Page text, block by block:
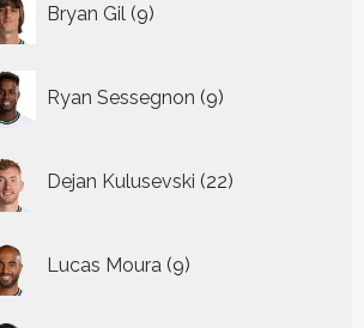
Bryan Gil 9
producten
Ryan Sessegnon 9
producten
Dejan Kulusevski 22
producten
Lucas Moura 9
producten